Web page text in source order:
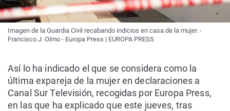
Imagen de la Guardia Civil recabando indicios en casa de la mujer. -
Francisco J. Olmo - Europa Press | EUROPA PRESS
Así lo ha indicado el que se considera como la
última expareja de la mujer en declaraciones a
Canal Sur Televisión, recogidas por Europa Press,
en las que ha explicado que este jueves, tras